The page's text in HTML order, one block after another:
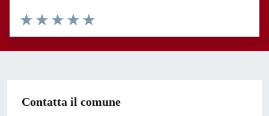
Contatta il comune